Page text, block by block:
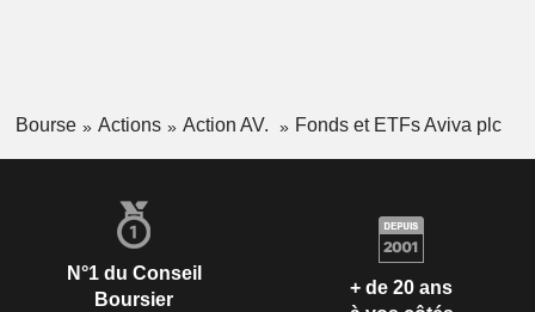
Bourse Actions Action AV. Fonds et ETFs Aviva plc
N°1 du Conseil
Boursier
+ de 20 ans